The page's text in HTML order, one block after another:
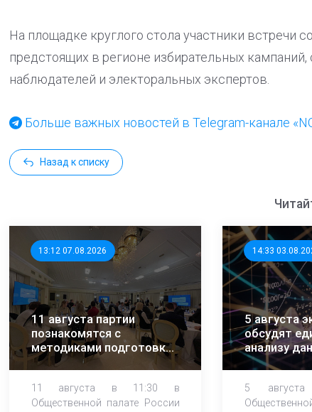
На площадке круглого стола участники встречи
предстоящих в регионе избирательных
наблюдателей и электоральных экспертов.
Больше важных новостей в Telegram-канале
Назад к списку
13:12 07.08.2026
11 августа партии
познакомятся с
методиками подготовки
независимых
11 августа в 11:30 в
Общественной палате России
14:33
5 августа
обсудят
анализу
ЕДГ-2026
5